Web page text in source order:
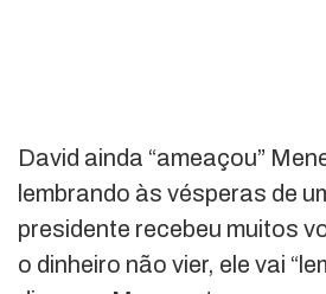
David ainda “ameaçou”
lembrando às vésperas de
presidente recebeu muitos
o dinheiro não vier, ele vai